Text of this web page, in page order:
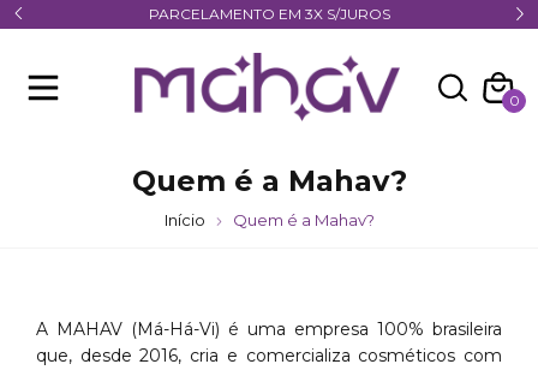
PARCELAMENTO EM 3X S/JUROS
0
Quem é a Mahav?
Início Quem é a Mahav?
A MAHAV (Má-Há-Vi) é uma empresa 100% brasileira
que, desde 2016, cria e comercializa cosméticos com